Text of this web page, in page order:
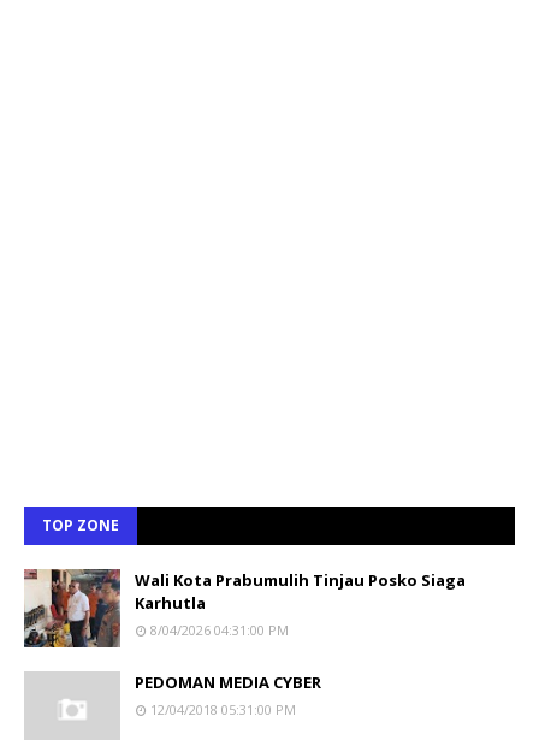
TOP ZONE
Wali Kota Prabumulih Tinjau Posko Siaga
Karhutla
8/04/2026 04:31:00 PM
PEDOMAN MEDIA CYBER
12/04/2018 05:31:00 PM